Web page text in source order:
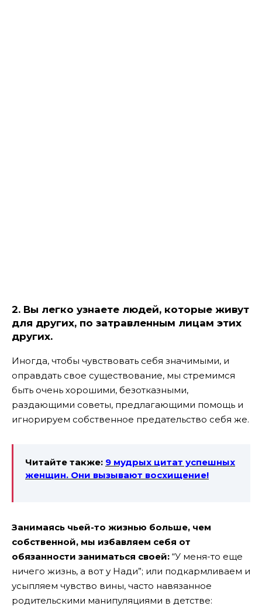
2. Вы легко узнаете людей, которые живут
для других, по затравленным лицам этих
других.
Иногда, чтобы чувствовать себя значимыми, и
оправдать свое существование, мы стремимся
быть очень хорошими, безотказными,
раздающими советы, предлагающими помощь и
игнорируем собственное предательство себя же.
Читайте также: 9 мудрых цитат успешных
женщин. Они вызывают восхищение!
Занимаясь чьей-то жизнью больше, чем
собственной, мы избавляем себя от
обязанности заниматься своей: “У меня-то еще
ничего жизнь, а вот у Нади”; или подкармливаем и
усыпляем чувство вины, часто навязанное
родительскими манипуляциями в детстве: